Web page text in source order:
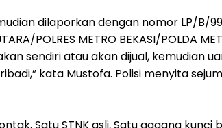
dilaporkan dengan nomor LP/B/
POLRES METRO BEKASI/POLDA
sendiri atau akan dijual, kemudian
kata Mustofa. Polisi menyita